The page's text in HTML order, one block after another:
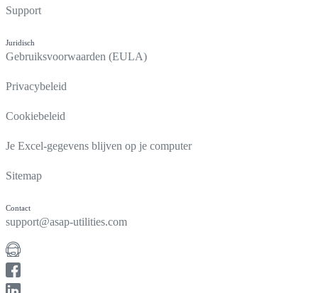
Support
Juridisch
Gebruiksvoorwaarden (EULA)
Privacybeleid
Cookiebeleid
Je Excel-gegevens blijven op je computer
Sitemap
Contact
support@asap-utilities.com